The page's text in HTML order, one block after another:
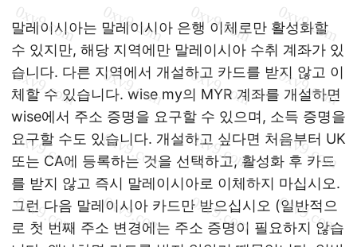
말레이시아는 말레이시아 은행 이체로만 활성화할
수 있지만, 해당 지역에만 말레이시아 수취 계좌가 있
습니다. 다른 지역에서 개설하고 카드를 받지 않고 이
체할 수 있습니다. wise my의 MYR 계좌를 개설하면
wise에서 주소 증명을 요구할 수 있으며, 소득 증명을
요구할 수도 있습니다. 개설하고 싶다면 처음부터 UK
또는 CA에 등록하는 것을 선택하고, 활성화 후 카드
를 받지 않고 즉시 말레이시아로 이체하지 마십시오.
그런 다음 말레이시아 카드만 받으십시오 (일반적으
로 첫 번째 주소 변경에는 주소 증명이 필요하지 않습